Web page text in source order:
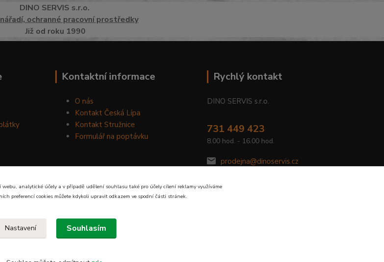
DINO SERVIS s.r.o.
ochranné pracovní prostředky
Již od roku 1990
Kontaktní informace
O nás
Kontakt Česká Lípa
Kontakt Stružnice
Formulář na poptávku
Rychlý kontakt
DINO SERVIS s.r.o.
731 449 423
8.00 hod. - 16.00 hod.
prodejna@dinoservis.cz
analytické účely a v případě udělení souhlasu také pro účely cílení reklamy využíváme
preferencí cookies můžete kdykoli upravit odkazem ve spodní části stránek.
Nastavení Souhlasím